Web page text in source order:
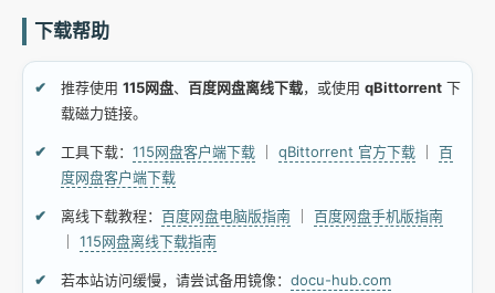
下载帮助
推荐使用 115网盘、 百度网盘离线下载，或使用 qBittorrent 下
载磁力链接。
工具下载： 115网盘客户端下载 qBittorrent 官方下载
百
度网盘客户端下载
离线下载教程： 百度网盘电脑版指南
百度网盘手机版指南
115网盘离线下载指南
若本站访问缓慢，请尝试备用镜像： docu-hub.com